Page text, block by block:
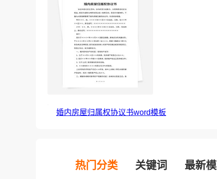
婚内房屋归属权协议书word模板
热门分类 关键词 最新